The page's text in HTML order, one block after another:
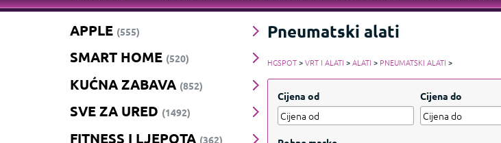
APPLE (555)
SMART HOME (520)
KUĆNA ZABAVA (852)
SVE ZA URED (1492)
FITNESS I LJEPOTA (362)
Pneumatski alati
HGSPOT>VRT I ALATI >ALATI > PNEUMATSKI ALATI >
Cijena od Cijena do